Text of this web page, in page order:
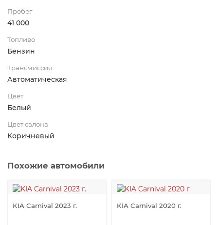
Пробег
41 000
Топливо
Бензин
Трансмиссия
Автоматическая
Цвет
Белый
Цвет салона
Коричневый
Похожие автомобили
KIA Carnival 2023 г. KIA Carnival 2020 г.